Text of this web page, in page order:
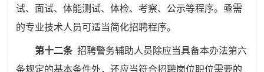
试、面试、体能测试、体检、考察、公示等程序。 亟需
的专业技术人员可适当简化招聘程序。
第十二条 招聘警务辅助人员除应当具备本办法第六
条规定的基本条件外，还应当符合招聘岗位职位需要的